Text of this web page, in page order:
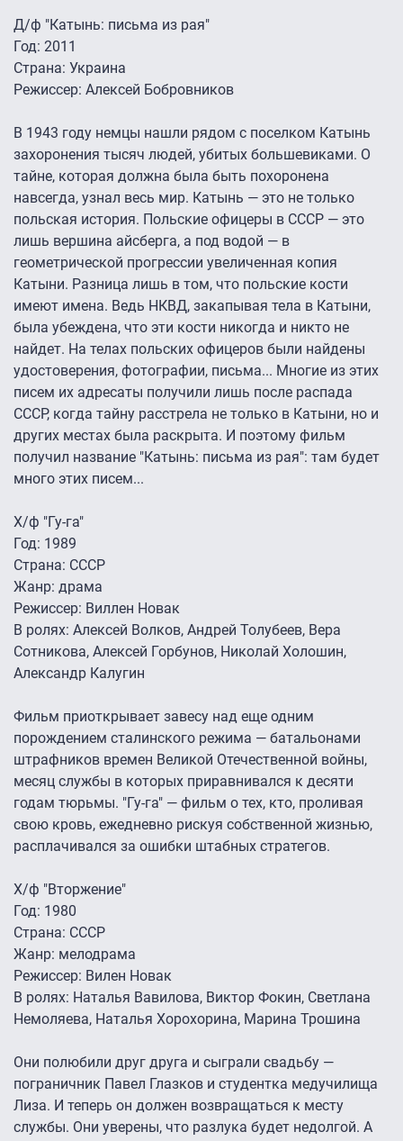
Д/ф "Катынь: письма из рая"
Год: 2011
Страна: Украина
Режиссер: Алексей Бобровников
В 1943 году немцы нашли рядом с поселком Катынь
захоронения тысяч людей, убитых большевиками. О
тайне, которая должна была быть похоронена
навсегда, узнал весь мир. Катынь — это не только
польская история. Польские офицеры в СССР — это
лишь вершина айсберга, а под водой — в
геометрической прогрессии увеличенная копия
Катыни. Разница лишь в том, что польские кости
имеют имена. Ведь НКВД, закапывая тела в Катыни,
была убеждена, что эти кости никогда и никто не
найдет. На телах польских офицеров были найдены
удостоверения, фотографии, письма... Многие из этих
писем их адресаты получили лишь после распада
СССР, когда тайну расстрела не только в Катыни, но и
других местах была раскрыта. И поэтому фильм
получил название "Катынь: письма из рая": там будет
много этих писем...
Х/ф "Гу-га"
Год: 1989
Страна: СССР
Жанр: драма
Режиссер: Виллен Новак
В ролях: Алексей Волков, Андрей Толубеев, Вера
Сотникова, Алексей Горбунов, Николай Холошин,
Александр Калугин
Фильм приоткрывает завесу над еще одним
порождением сталинского режима — батальонами
штрафников времен Великой Отечественной войны,
месяц службы в которых приравнивался к десяти
годам тюрьмы. "Гу-га" — фильм о тех, кто, проливая
свою кровь, ежедневно рискуя собственной жизнью,
расплачивался за ошибки штабных стратегов.
Х/ф "Вторжение"
Год: 1980
Страна: СССР
Жанр: мелодрама
Режиссер: Вилен Новак
В ролях: Наталья Вавилова, Виктор Фокин, Светлана
Немоляева, Наталья Хорохорина, Марина Трошина
Они полюбили друг друга и сыграли свадьбу —
пограничник Павел Глазков и студентка медучилища
Лиза. И теперь он должен возвращаться к месту
службы. Они уверены, что разлука будет недолгой. А